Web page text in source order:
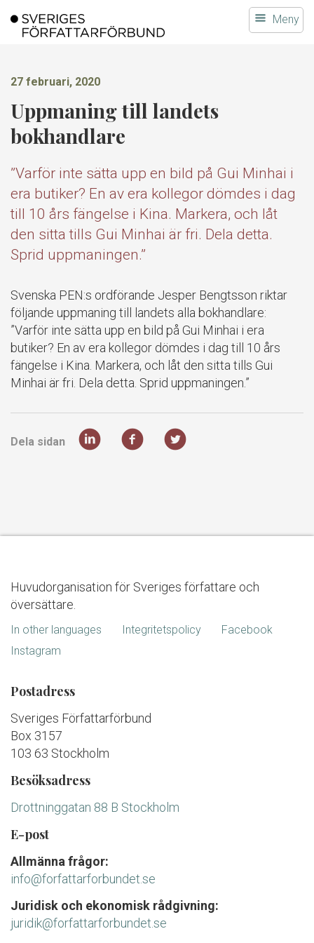
till
Meny
27 februari, 2020
Uppmaning till landets
bokhandlare
”Varför inte sätta upp en bild på Gui Minhai i
era butiker? En av era kollegor dömdes i dag
till 10 års fängelse i Kina. Markera, och låt
den sitta tills Gui Minhai är fri. Dela detta.
Sprid uppmaningen.”
Svenska PEN:s ordförande Jesper Bengtsson riktar
följande uppmaning till landets alla bokhandlare:
”Varför inte sätta upp en bild på Gui Minhai i era
butiker? En av era kollegor dömdes i dag till 10 års
fängelse i Kina. Markera, och låt den sitta tills Gui
Minhai är fri. Dela detta. Sprid uppmaningen.”
Dela sidan
Huvudorganisation för Sveriges författare och
översättare.
In other languages Integritetspolicy
Facebook
Instagram
Postadress
Sveriges Författarförbund
Box 3157
103 63 Stockholm
Besöksadress
Drottninggatan 88 B Stockholm
E-post
Allmänna frågor:
info@forfattarforbundet.se
Juridisk och ekonomisk rådgivning:
juridik@forfattarforbundet.se